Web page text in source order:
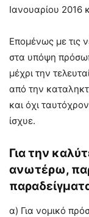
Ιανουαρίου 2016
Επομένως με τις
στα υπόψη
μέχρι την
από την
και όχι
ίσχυε.
Για την
ανωτέρω,
α) Για νομικό